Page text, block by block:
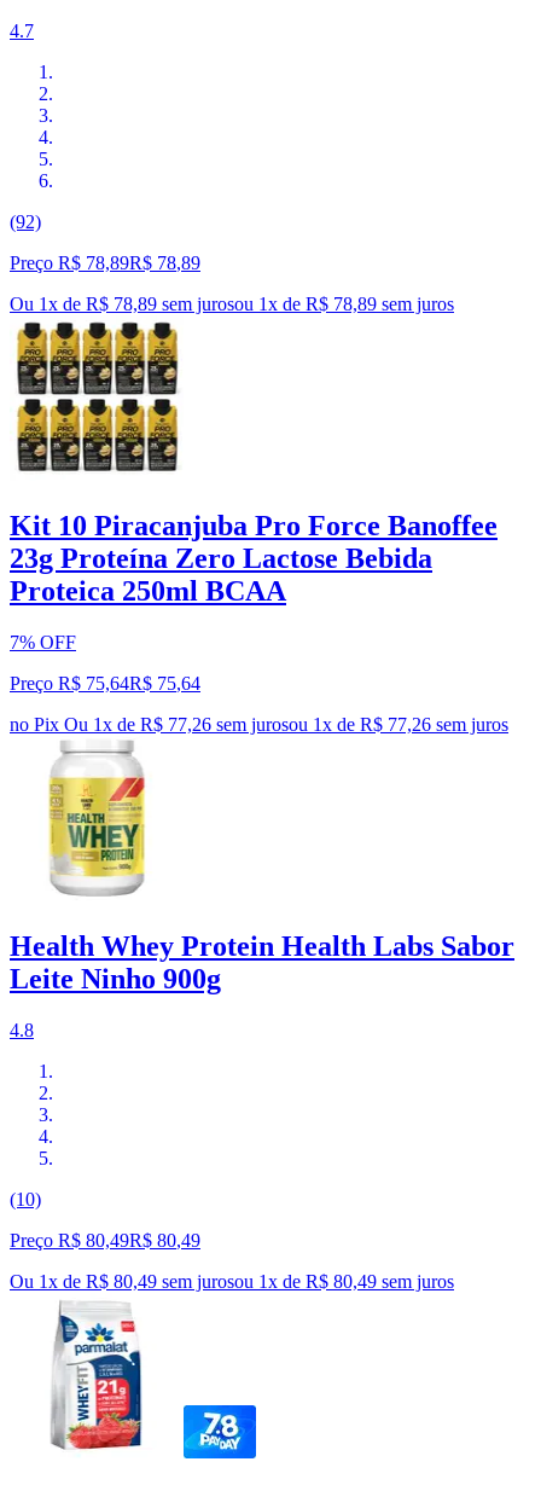
4.7
(92)
Preço R$ 78,89R$ 78,89
Ou 1x de R$ 78,89 sem jurosou 1x de R$ 78,89 sem juros
Kit 10 Piracanjuba Pro Force Banoffee
23g Proteína Zero Lactose Bebida
Proteica 250ml BCAA
7% OFF
Preço R$ 75,64R$ 75,64
no Pix Ou 1x de R$ 77,26 sem jurosou 1x de R$ 77,26 sem juros
Health Whey Protein Health Labs Sabor
Leite Ninho 900g
4.8
(10)
Preço R$ 80,49R$ 80,49
Ou 1x de R$ 80,49 sem jurosou 1x de R$ 80,49 sem juros